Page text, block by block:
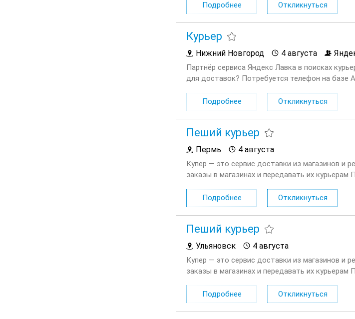
Подробнее
Откликнуться
Курьер
Нижний Новгород 4 августа
Партнёр сервиса Яндекс Лавка в поисках
для доставок? Потребуется телефон на базе
Подробнее
Откликнуться
Пеший курьер
Пермь 4 августа
Купер — это сервис доставки из магазинов и
заказы в магазинах и передавать их
Подробнее
Откликнуться
Пеший курьер
Ульяновск 4 августа
Купер — это сервис доставки из магазинов и
заказы в магазинах и передавать их
Подробнее
Откликнуться